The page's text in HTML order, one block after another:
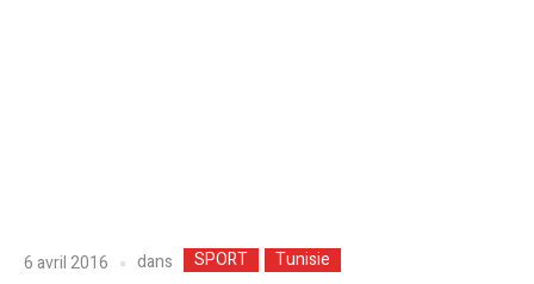
6 avril 2016 dans SPORT Tunisie